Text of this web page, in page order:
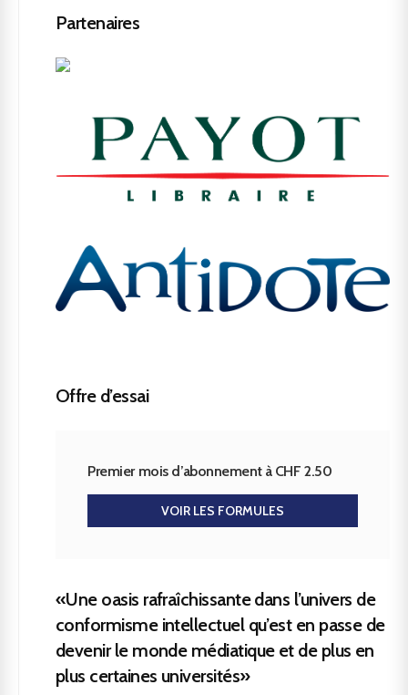
Partenaires
Offre d’essai
Premier mois d’abonnement à CHF 2.50
VOIR LES FORMULES
«Une oasis rafraîchissante dans l’univers de
conformisme intellectuel qu’est en passe de
devenir le monde médiatique et de plus en
plus certaines universités»